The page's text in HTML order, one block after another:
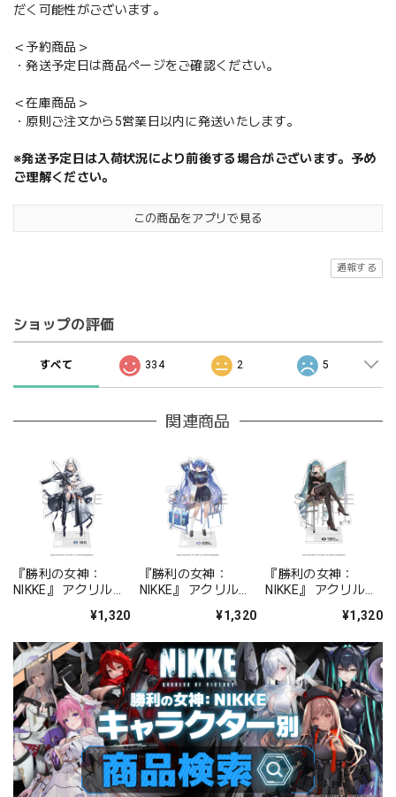
だく可能性がございます。
＜予約商品＞
・発送予定日は商品ページをご確認ください。
＜在庫商品＞
・原則ご注文から5営業日以内に発送いたします。
※発送予定日は入荷状況により前後する場合がございます。予め
ご理解ください。
この商品をアプリで見る
通報する
ショップの評価
すべて 334 2 5
関連商品
『勝利の女神：
NIKKE』 アクリルス
¥1,320
『勝利の女神：
NIKKE』 アクリルス
ォーチュンメイト
¥1,320
『勝利の女神：
NIKKE』 アクリルス
シャープレッスン
¥1,320